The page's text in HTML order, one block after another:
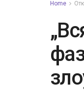
Home